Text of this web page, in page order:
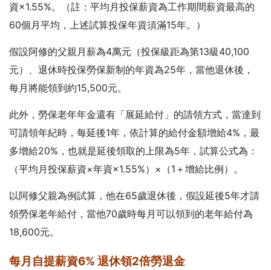
資×1.55%。（註：平均月投保薪資為工作期間薪資最高的
60個月平均，上述試算投保年資須滿15年。）
假設阿修的父親月薪為4萬元（投保級距為第13級40,100
元）、退休時投保勞保新制的年資為25年，當他退休後，
每月將能領到約15,500元。
此外，勞保老年年金還有「展延給付」的請領方式，當達到
可請領年紀時，每延後1年，依計算的給付金額增給4%，最
多增給20%，也就是延後領取的上限為5年，試算公式為：
（平均月投保薪資×年資×1.55%）×（1＋增給比例）。
以阿修父親為例試算，他在65歲退休後，假設延後5年才請
領勞保老年給付，當他70歲時每月可以領到的老年給付為
18,600元。
每月自提薪資6% 退休領2倍勞退金